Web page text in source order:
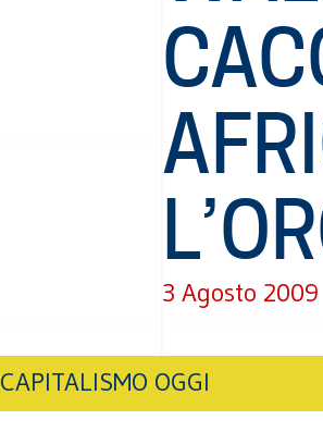
3 Agosto 2009
CAPITALISMO OGGI